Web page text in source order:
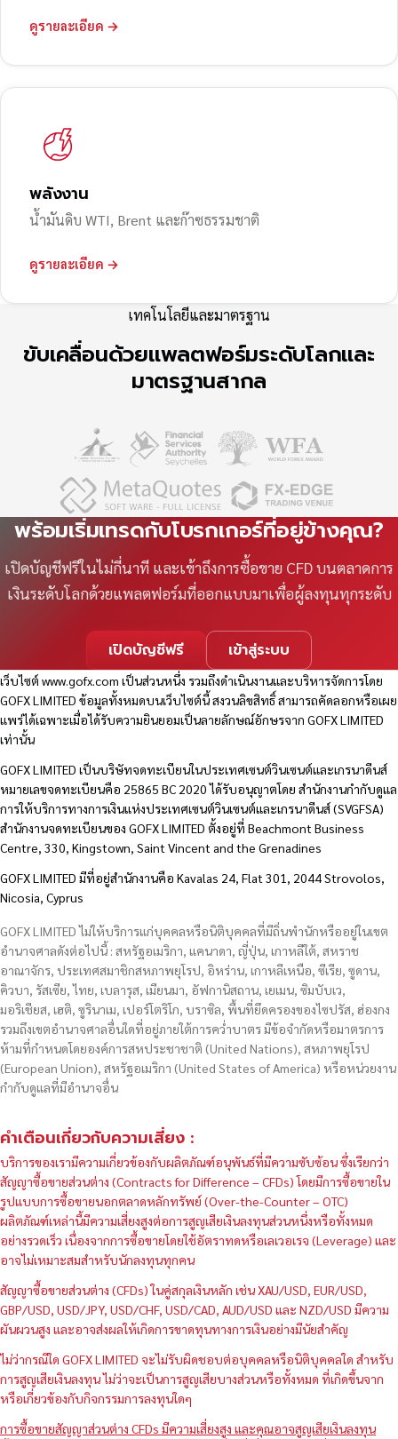
ดูรายละเอียด →
พลังงาน
น้ำมันดิบ WTI, Brent และก๊าซธรรมชาติ
ดูรายละเอียด →
เทคโนโลยีและมาตรฐาน
ขับเคลื่อนด้วยแพลตฟอร์มระดับโลกและ
มาตรฐานสากล
พร้อมเริ่มเทรดกับโบรกเกอร์ที่อยู่ข้างคุณ?
เปิดบัญชีฟรีในไม่กี่นาที และเข้าถึงการซื้อขาย CFD บนตลาดการ
เงินระดับโลกด้วยแพลตฟอร์มที่ออกแบบมาเพื่อผู้ลงทุนทุกระดับ
เปิดบัญชีฟรี เข้าสู่ระบบ
เว็บไซต์www.gofx.com เป็นส่วนหนึ่ง รวมถึงดำเนินงานและบริหารจัดการโดย
GOFX LIMITED ข้อมูลทั้งหมดบนเว็บไซต์นี้ สงวนลิขสิทธิ์ สามารถคัดลอกหรือเผย
แพร่ได้เฉพาะเมื่อได้รับความยินยอมเป็นลายลักษณ์อักษรจาก GOFX LIMITED
เท่านั้น
GOFX LIMITED เป็นบริษัทจดทะเบียนในประเทศเซนต์วินเซนต์และเกรนาดีนส์
หมายเลขจดทะเบียนคือ 25865 BC 2020 ได้รับอนุญาตโดย สำนักงานกำกับดูแล
การให้บริการทางการเงินแห่งประเทศเซนต์วินเซนต์และเกรนาดีนส์ (SVGFSA)
สำนักงานจดทะเบียนของ GOFX LIMITED ตั้งอยู่ที่ Beachmont Business
Centre, 330, Kingstown, Saint Vincent and the Grenadines
GOFX LIMITED มีที่อยู่สำนักงานคือ Kavalas 24, Flat 301, 2044 Strovolos,
Nicosia, Cyprus
GOFX LIMITED ไม่ให้บริการแก่บุคคลหรือนิติบุคคลที่มีถิ่นพำนักหรืออยู่ในเขต
อำนาจศาลดังต่อไปนี้ : สหรัฐอเมริกา, แคนาดา, ญี่ปุ่น, เกาหลีใต้, สหราช
อาณาจักร, ประเทศสมาชิกสหภาพยุโรป, อิหร่าน, เกาหลีเหนือ, ซีเรีย, ซูดาน,
คิวบา, รัสเซีย, ไทย, เบลารุส, เมียนมา, อัฟกานิสถาน, เยเมน, ซิมบับเว,
มอริเชียส, เฮติ, ซูรินาเม, เปอร์โตริโก, บราซิล, พื้นที่ยึดครองของไซปรัส, ฮ่องกง
รวมถึงเขตอำนาจศาลอื่นใดที่อยู่ภายใต้การคว่ำบาตร มีข้อจำกัดหรือมาตรการ
ห้ามที่กำหนดโดยองค์การสหประชาชาติ (United Nations), สหภาพยุโรป
(European Union), สหรัฐอเมริกา (United States of America) หรือหน่วยงาน
กำกับดูแลที่มีอำนาจอื่น
คำเตือนเกี่ยวกับความเสี่ยง :
บริการของเรามีความเกี่ยวข้องกับผลิตภัณฑ์อนุพันธ์ที่มีความซับซ้อน ซึ่งเรียกว่า
สัญญาซื้อขายส่วนต่าง (Contracts for Difference – CFDs) โดยมีการซื้อขายใน
รูปแบบการซื้อขายนอกตลาดหลักทรัพย์ (Over-the-Counter – OTC)
ผลิตภัณฑ์เหล่านี้มีความเสี่ยงสูงต่อการสูญเสียเงินลงทุนส่วนหนึ่งหรือทั้งหมด
อย่างรวดเร็ว เนื่องจากการซื้อขายโดยใช้อัตราทดหรือเลเวอเรจ (Leverage) และ
อาจไม่เหมาะสมสำหรับนักลงทุนทุกคน
สัญญาซื้อขายส่วนต่าง (CFDs) ในคู่สกุลเงินหลัก เช่น XAU/USD, EUR/USD,
GBP/USD, USD/JPY, USD/CHF, USD/CAD, AUD/USD และ NZD/USD มีความ
ผันผวนสูง และอาจส่งผลให้เกิดการขาดทุนทางการเงินอย่างมีนัยสำคัญ
ไม่ว่ากรณีใด GOFX LIMITED จะไม่รับผิดชอบต่อบุคคลหรือนิติบุคคลใด สำหรับ
การสูญเสียเงินลงทุน ไม่ว่าจะเป็นการสูญเสียบางส่วนหรือทั้งหมด ที่เกิดขึ้นจาก
หรือเกี่ยวข้องกับกิจกรรมการลงทุนใดๆ
การซื้อขายสัญญาส่วนต่าง CFDs มีความเสี่ยงสูง และคุณอาจสูญเสียเงินลงทุน